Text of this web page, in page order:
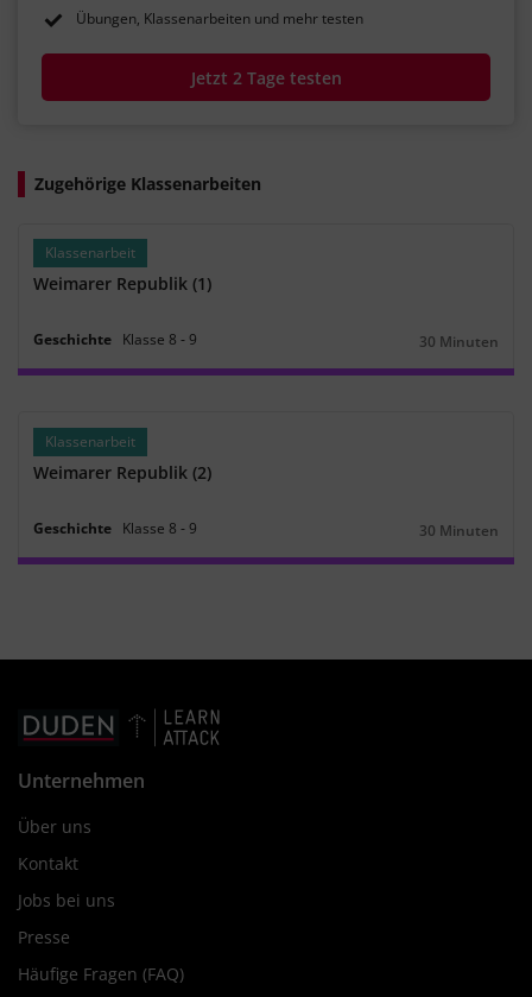
Übungen, Klassenarbeiten und mehr testen
Jetzt 2 Tage testen
Zugehörige Klassenarbeiten
Klassenarbeit
Weimarer Republik (1)
Geschichte Klasse 8 ‐9
Dauer:
30 Minuten
Klassenarbeit
Weimarer Republik (2)
Geschichte Klasse 8 ‐9
Dauer:
30 Minuten
Unternehmen
Über uns
Kontakt
Jobs bei uns
Presse
Häufige Fragen (FAQ)